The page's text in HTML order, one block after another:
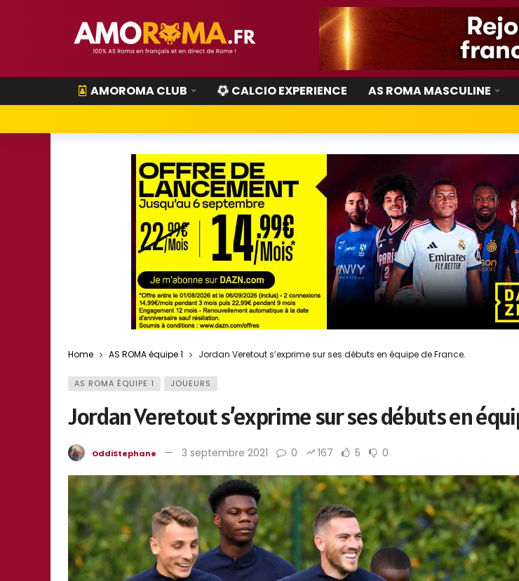
AMOROMA CLUB CALCIO EXPERIENCE AS ROMA MASCULINE
Home AS ROMA équipe 1 Jordan Veretout s’exprime sur ses débuts en équipe de France.
AS ROMA ÉQUIPE 1 JOUEURS
Jordan Veretout s’exprime sur ses débuts en
OddiStephane 3 septembre 2021 0 167 5 0